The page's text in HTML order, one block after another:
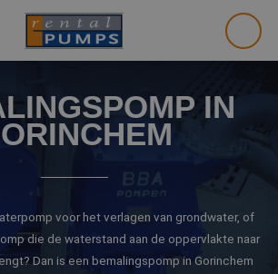
IN
voor het verlagen van grondwater, of
die de waterstand aan de oppervlakte naar
Dan is een bemalingspomp in Gorinchem